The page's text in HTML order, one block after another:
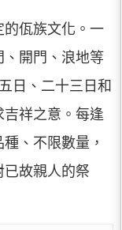
佤族文化。一
開門、浪地等
日、二十三日和
祥之意。每逢
、不限數量，
已故親人的祭